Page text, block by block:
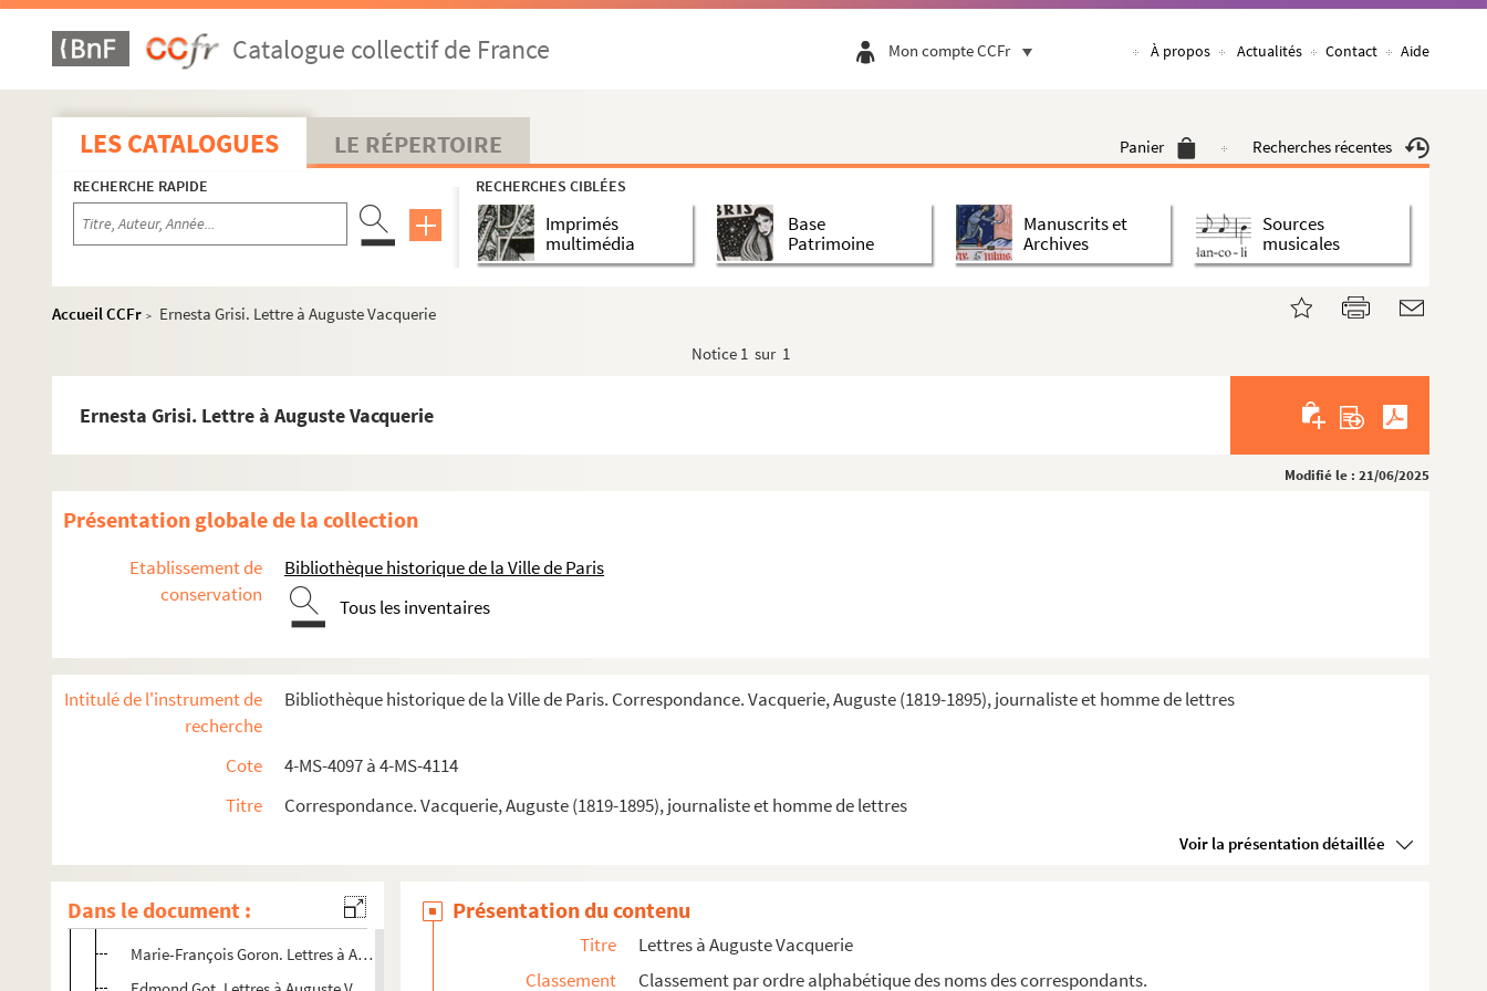
Catalogue collectif de France Mon compte CCFr À propos Actualités Contact Aide
LES CATALOGUES LE RÉPERTOIRE Panier Recherches récentes
RECHERCHE RAPIDE RECHERCHES CIBLÉES
Imprimés
multimédia
Base
Patrimoine
Manuscrits et
Archives
Sources
musicales
Accueil CCFr >
Ernesta Grisi. Lettre à Auguste Vacquerie
Notice 1 sur 1
Ernesta Grisi. Lettre à Auguste Vacquerie
Modifié le : 21/06/2025
Présentation globale de la collection
Etablissement de
conservation
Bibliothèque historique de la Ville de Paris
Tous les inventaires
Intitulé de l'instrument de
recherche
Bibliothèque historique de la Ville de Paris. Correspondance. Vacquerie, Auguste (1819-1895), journaliste et homme de lettres
Cote
4-MS-4097 à 4-MS-4114
Titre
Correspondance. Vacquerie, Auguste (1819-1895), journaliste et homme de lettres
Voir la présentation détaillée
Dans le document :
4-MS-4101. E-F
4-MS-4102. G
Louis Gallet. Lettres à Auguste Vacquerie
Henri Dufour de Gavardie. Lettre à Auguste Vacquerie
Mademoiselle George. Lettre à Auguste Vacquerie
Émile de Girardin. Lettres à Auguste Vacquerie
René Goblet. Lettre à Auguste Vacquerie
Edmond Gondinet. Lettres à Auguste Vacquerie
Marie-François Goron. Lettres à Auguste Vacquerie
Présentation du contenu
Titre
Lettres à Auguste Vacquerie
Classement
Classement par ordre alphabétique des noms des correspondants.